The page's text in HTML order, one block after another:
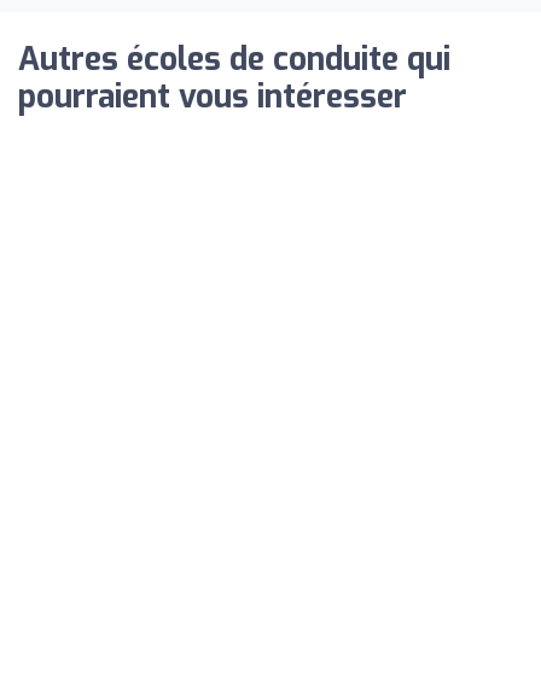
Autres écoles de conduite qui
pourraient vous intéresser